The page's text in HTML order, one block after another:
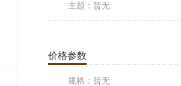
主题： 暂无
价格参数
规格： 暂无